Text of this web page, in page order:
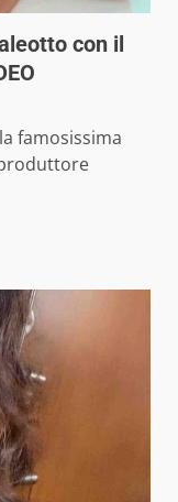
con il
famosissima